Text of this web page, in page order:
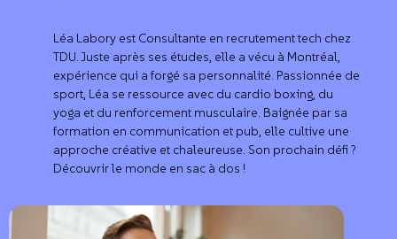
Léa Labory est Consultante en recrutement tech chez
TDU. Juste après ses études, elle a vécu à Montréal,
expérience qui a forgé sa personnalité. Passionnée de
sport, Léa se ressource avec du cardio boxing, du
yoga et du renforcement musculaire. Baignée par sa
formation en communication et pub, elle cultive une
approche créative et chaleureuse. Son prochain défi ?
Découvrir le monde en sac à dos !